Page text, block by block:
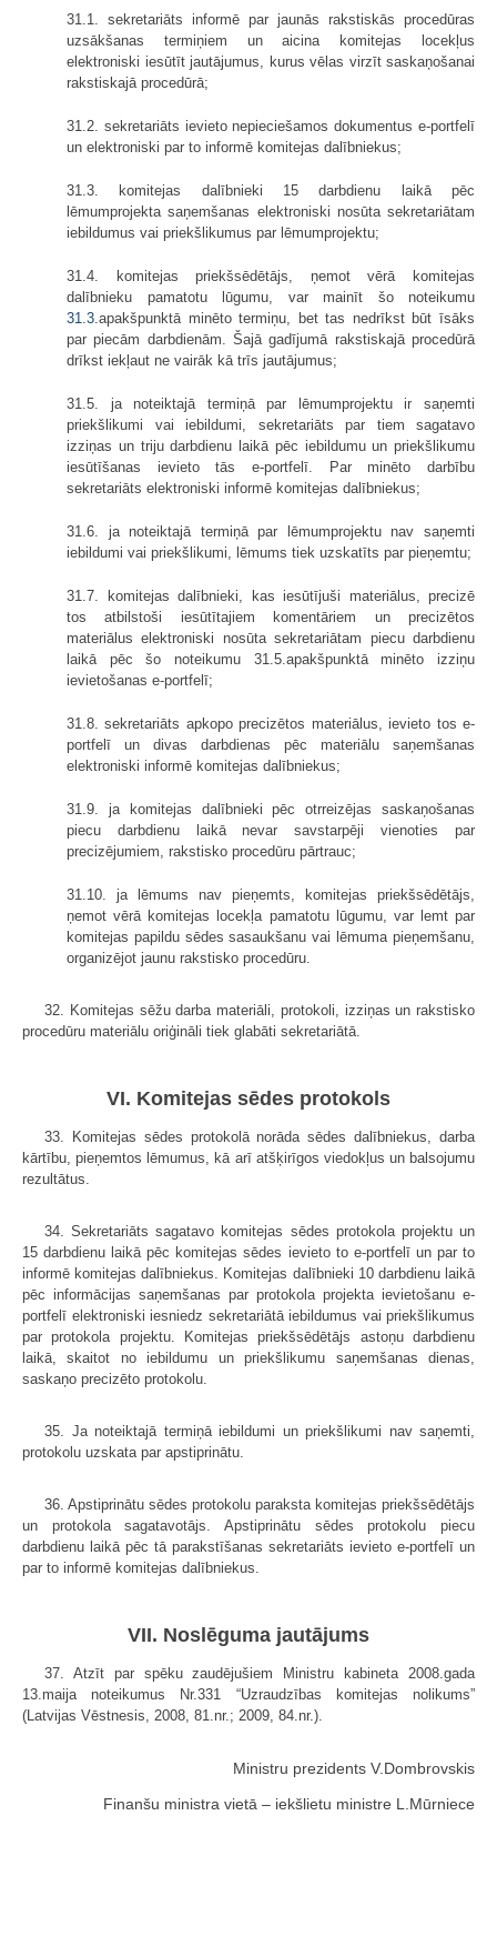
31.1. sekretariāts informē par jaunās rakstiskās procedūras
uzsākšanas termiņiem un aicina komitejas locekļus
elektroniski iesūtīt jautājumus, kurus vēlas virzīt saskaņošanai
rakstiskajā procedūrā;
31.2. sekretariāts ievieto nepieciešamos dokumentus e-portfelī
un elektroniski par to informē komitejas dalībniekus;
31.3. komitejas dalībnieki 15 darbdienu laikā pēc
lēmumprojekta saņemšanas elektroniski nosūta sekretariātam
iebildumus vai priekšlikumus par lēmumprojektu;
31.4. komitejas priekšsēdētājs, ņemot vērā komitejas
dalībnieku pamatotu lūgumu, var mainīt šo noteikumu
31.3.apakš­punktā minēto termiņu, bet tas nedrīkst būt īsāks
par piecām darbdienām. Šajā gadījumā rakstiskajā procedūrā
drīkst iekļaut ne vairāk kā trīs jautājumus;
31.5. ja noteiktajā termiņā par lēmumprojektu ir saņemti
priekšlikumi vai iebildumi, sekretariāts par tiem sagatavo
izziņas un triju darbdienu laikā pēc iebildumu un priekšlikumu
iesūtīšanas ievieto tās e-portfelī. Par minēto darbību
sekretariāts elektroniski informē komitejas dalībniekus;
31.6. ja noteiktajā termiņā par lēmumprojektu nav saņemti
iebildumi vai priekšlikumi, lēmums tiek uzskatīts par pieņemtu;
31.7. komitejas dalībnieki, kas iesūtījuši materiālus, precizē
tos atbilstoši iesūtītajiem komentāriem un precizētos
materiālus elektroniski nosūta sekretariātam piecu darbdienu
laikā pēc šo noteikumu 31.5.apakšpunktā minēto izziņu
ievietošanas e-portfelī;
31.8. sekretariāts apkopo precizētos materiālus, ievieto tos e-
portfelī un divas darbdienas pēc materiālu saņemšanas
elektroniski informē komitejas dalībniekus;
31.9. ja komitejas dalībnieki pēc otrreizējas saskaņošanas
piecu darbdienu laikā nevar savstarpēji vienoties par
precizējumiem, rakstisko procedūru pārtrauc;
31.10. ja lēmums nav pieņemts, komitejas priekšsēdētājs,
ņemot vērā komitejas locekļa pamatotu lūgumu, var lemt par
komitejas papildu sēdes sasaukšanu vai lēmuma pieņemšanu,
organizējot jaunu rakstisko procedūru.
32. Komitejas sēžu darba materiāli, protokoli, izziņas un rakstisko
procedūru materiālu oriģināli tiek glabāti sekretariātā.
VI. Komitejas sēdes protokols
33. Komitejas sēdes protokolā norāda sēdes dalībniekus, darba
kārtību, pieņemtos lēmumus, kā arī atšķirīgos viedokļus un balsojumu
rezultātus.
34. Sekretariāts sagatavo komitejas sēdes protokola projektu un
15 darb­dienu laikā pēc komitejas sēdes ievieto to e-portfelī un par to
informē komitejas dalībniekus. Komitejas dalībnieki 10 darbdienu laikā
pēc informācijas saņem­šanas par protokola projekta ievietošanu e-
portfelī elektroniski iesniedz sekretariātā iebildumus vai priekšlikumus
par protokola projektu. Komitejas priekšsēdētājs astoņu darbdienu
laikā, skaitot no iebildumu un priekšlikumu saņemšanas dienas,
saskaņo precizēto protokolu.
35. Ja noteiktajā termiņā iebildumi un priekšlikumi nav saņemti,
protokolu uzskata par apstiprinātu.
36. Apstiprinātu sēdes protokolu paraksta komitejas priekšsēdētājs
un protokola sagatavotājs. Apstiprinātu sēdes protokolu piecu
darbdienu laikā pēc tā parakstīšanas sekretariāts ievieto e-portfelī un
par to informē komitejas dalībniekus.
VII. Noslēguma jautājums
37. Atzīt par spēku zaudējušiem Ministru kabineta 2008.gada
13.maija noteikumus Nr.331 “Uzraudzības komitejas nolikums”
(Latvijas Vēstnesis, 2008, 81.nr.; 2009, 84.nr.).
Ministru prezidents V.Dombrovskis
Finanšu ministra vietā – iekšlietu ministre L.Mūrniece